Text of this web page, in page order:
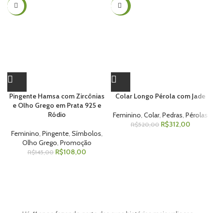
-26%
Pingente Hamsa com Zircônias
e Olho Grego em Prata 925 e
Ródio
Feminino, Pingente, Símbolos,
Olho Grego, Promoção
R$145,00 R$108,00
-40%
Colar Longo Pérola com Jade
Feminino, Colar, Pedras, Pérolas
R$520,00 R$312,00